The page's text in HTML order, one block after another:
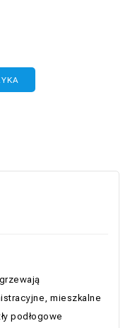
mieszkalne
podłogowe